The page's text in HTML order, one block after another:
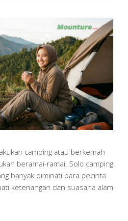
camping atau berkemah
beramai-ramai. Solo camping
banyak diminati para pecinta
ketenangan dan suasana alam